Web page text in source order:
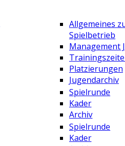
Allgemeines
Spielbetrieb
Management
Platzierungen
Jugendarchiv
Spielrunde
Kader
Archiv
Spielrunde
Kader